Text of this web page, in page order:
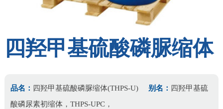
四羟甲基硫酸磷脲缩体
品名： 四羟甲基硫酸磷脲缩体(THPS-U) 别名： 四羟甲基硫
酸磷尿素初缩体，THPS-UPC，